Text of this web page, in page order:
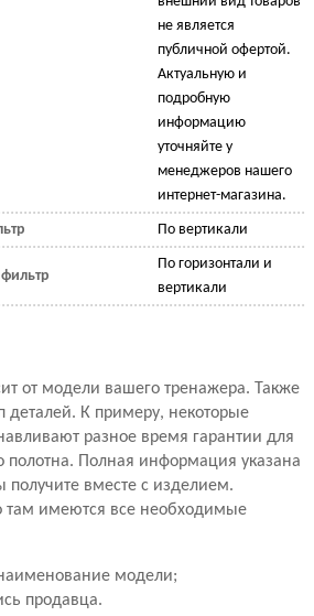
не является
публичной офертой.
Актуальную и
подробную
информацию
уточняйте у
менеджеров нашего
интернет-магазина.
По вертикали
По горизонтали и
вертикали
от модели вашего тренажера. Также
деталей. К примеру, некоторые
разное время гарантии для
полотна. Полная информация указана
получите вместе с изделием.
там имеются все необходимые
модели;
продавца.